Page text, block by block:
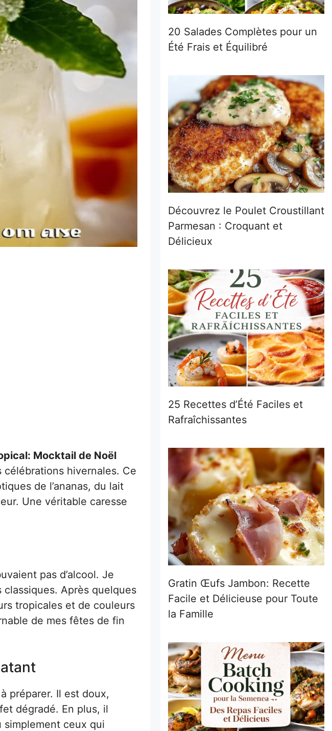
Mocktail de Noël
hivernales. Ce
de l’ananas, du lait
Une véritable caresse
pas d’alcool. Je
Après quelques
tropicales et de couleurs
de mes fêtes de fin
préparer. Il est doux,
dégradé. En plus, il
ceux qui
20 Salades Complètes pour un
Été Frais et Équilibré
Découvrez le Poulet Croustillant
Parmesan : Croquant et
Délicieux
25 Recettes d’Été Faciles et
Rafraîchissantes
Gratin Œufs Jambon: Recette
Facile et Délicieuse pour Toute
la Famille